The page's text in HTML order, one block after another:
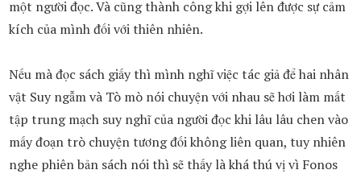
một người đọc. Và cũng thành công khi gợi lên được sự cảm
kích của mình đối với thiên nhiên.
Nếu mà đọc sách giấy thì mình nghĩ việc tác giả để hai nhân
vật Suy ngẫm và Tò mò nói chuyện với nhau sẽ hơi làm mất
tập trung mạch suy nghĩ của người đọc khi lâu lâu chen vào
mấy đoạn trò chuyện tương đối không liên quan, tuy nhiên
nghe phiên bản sách nói thì sẽ thấy là khá thú vị vì Fonos